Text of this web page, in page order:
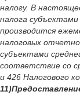
налогу. В
налога
производится
налоговых
субъектами
соответствие со
и 426 Налогового